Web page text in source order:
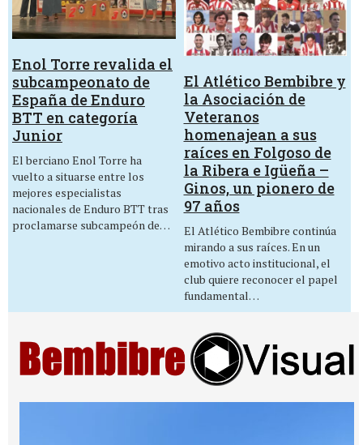
Enol Torre revalida el
subcampeonato de
España de Enduro
BTT en categoría
Junior
El berciano Enol Torre ha
vuelto a situarse entre los
mejores especialistas
nacionales de Enduro BTT tras
proclamarse subcampeón de…
El Atlético Bembibre y
la Asociación de
Veteranos
homenajean a sus
raíces en Folgoso de
la Ribera e Igüeña –
Ginos, un pionero de
97 años
El Atlético Bembibre continúa
mirando a sus raíces. En un
emotivo acto institucional, el
club quiere reconocer el papel
fundamental…